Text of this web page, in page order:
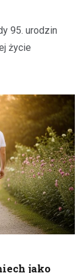
95. urodzin
życie
jako